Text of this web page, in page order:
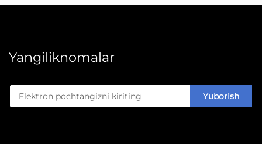
Yangiliknomalar
Yuborish